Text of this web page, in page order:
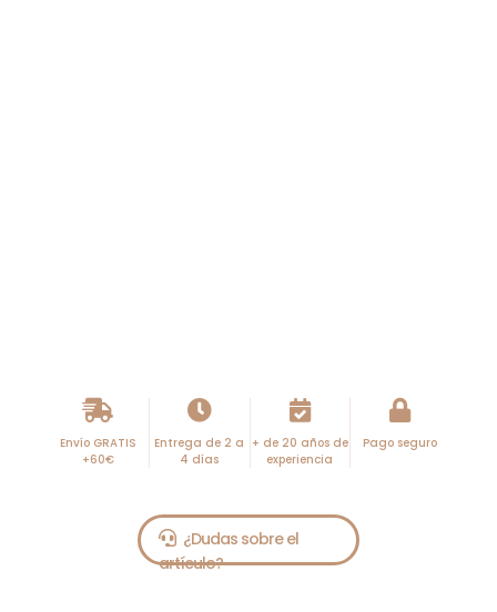
Envío GRATIS
+60€
Entrega de 2 a
4 días
+ de 20 años de
experiencia
Pago seguro